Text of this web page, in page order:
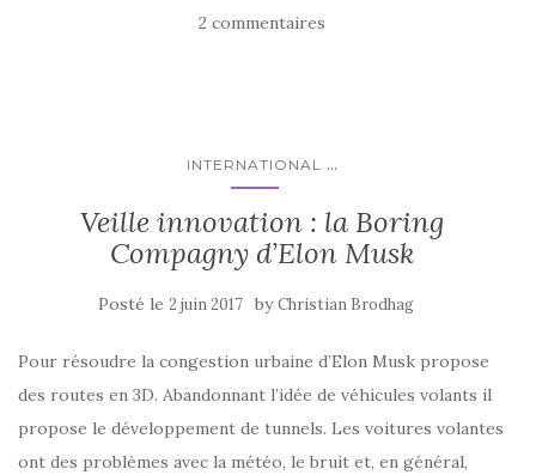
2 commentaires
INTERNATIONAL ...
Veille innovation : la Boring
Compagny d’Elon Musk
Posté le 2 juin 2017 byChristian Brodhag
Pour résoudre la congestion urbaine d’Elon Musk propose
des routes en 3D. Abandonnant l’idée de véhicules volants il
propose le développement de tunnels. Les voitures volantes
ont des problèmes avec la météo, le bruit et, en général,